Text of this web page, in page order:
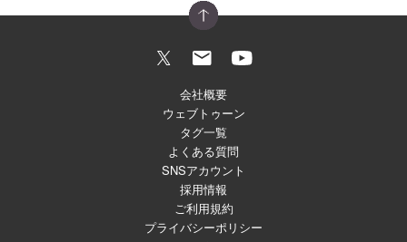
会社概要
ウェブトゥーン
タグ一覧
よくある質問
SNSアカウント
採用情報
ご利用規約
プライバシーポリシー